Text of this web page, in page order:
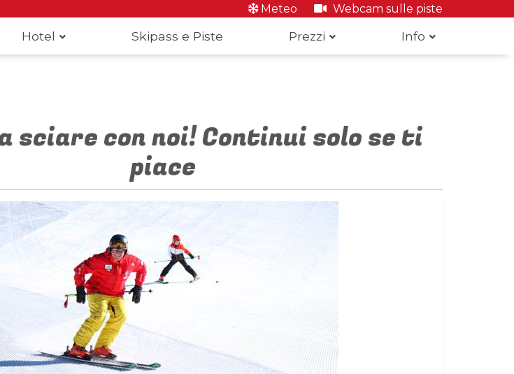
Meteo Webcam sulle piste
Hotel Skipass e Piste Prezzi Info
sciare con noi! Continui solo se ti
piace